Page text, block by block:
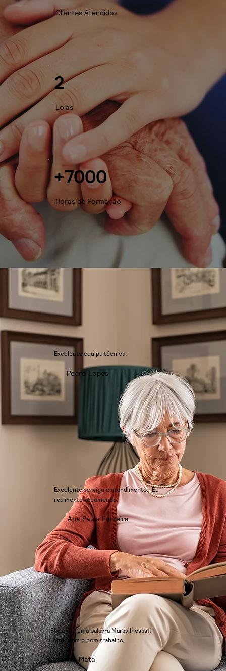
2
Lojas
Clientes Atendidos
+7000
Horas de Formação
Excelente equipa técnica.
Pedro Lopes
Excelente serviço e atendimento. Eu
realmente recomendo.
Ana Paula Ferreira
Só tenho uma palavra Maravilhosas!!
Continuem o bom trabalho.
Catarina Mata